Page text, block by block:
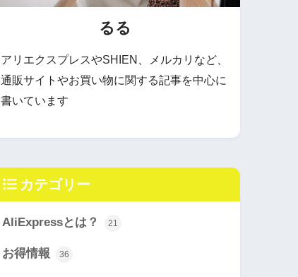
るる
アリエクスプレスやSHIEN、メルカリなど、
通販サイトやお買い物に関する記事を中心に
書いています
カテゴリー
AliExpressとは？ 21
お得情報 36